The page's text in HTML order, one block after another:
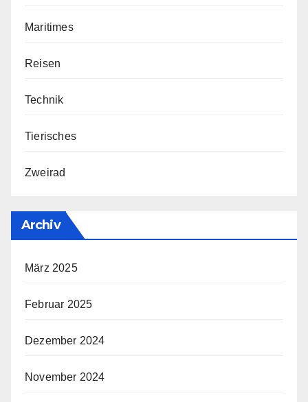
Maritimes
Reisen
Technik
Tierisches
Zweirad
Archiv
März 2025
Februar 2025
Dezember 2024
November 2024